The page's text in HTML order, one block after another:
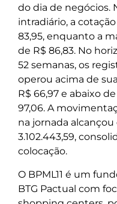
do dia de negócios.
intradiário, a
83,95, enquanto a
de R$ 86,83. No
52 semanas, os
operou acima de
R$ 66,97 e abaixo
97,06. A
na jornada
3.102.443,59,
colocação.
O BPML11 é um
BTG Pactual com